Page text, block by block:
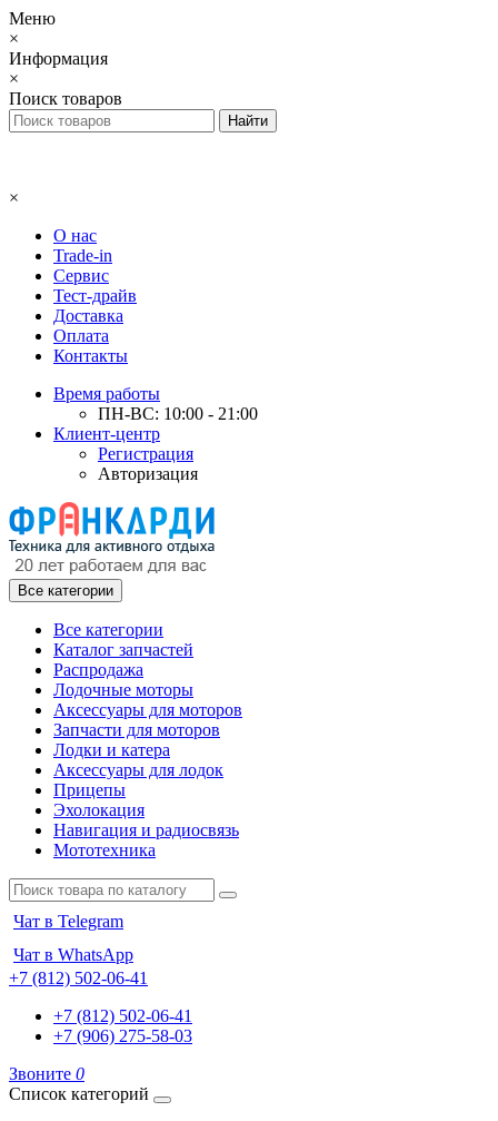
Меню
×
Информация
×
Поиск товаров
×
О нас
Trade-in
Сервис
Тест-драйв
Доставка
Оплата
Контакты
Время работы
ПН-ВС: 10:00 - 21:00
Клиент-центр
Регистрация
Авторизация
Все категории
Все категории
Каталог запчастей
Распродажа
Лодочные моторы
Аксессуары для моторов
Запчасти для моторов
Лодки и катера
Аксессуары для лодок
Прицепы
Эхолокация
Навигация и радиосвязь
Мототехника
Чат в Telegram
Чат в WhatsApp
+7 (812) 502-06-41
+7 (812) 502-06-41
+7 (906) 275-58-03
Звоните 0
Список категорий